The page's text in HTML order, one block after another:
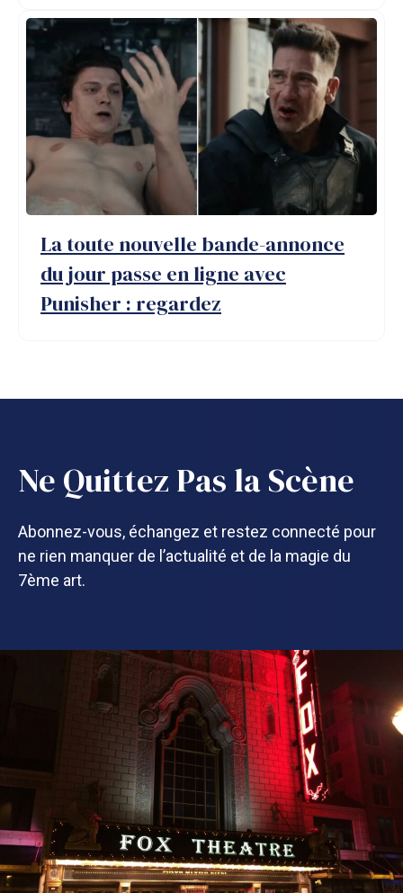
La toute nouvelle bande-annonce
du jour passe en ligne avec
Punisher : regardez
Ne Quittez Pas la Scène
Abonnez-vous, échangez et restez connecté pour
ne rien manquer de l’actualité et de la magie du
7ème art.